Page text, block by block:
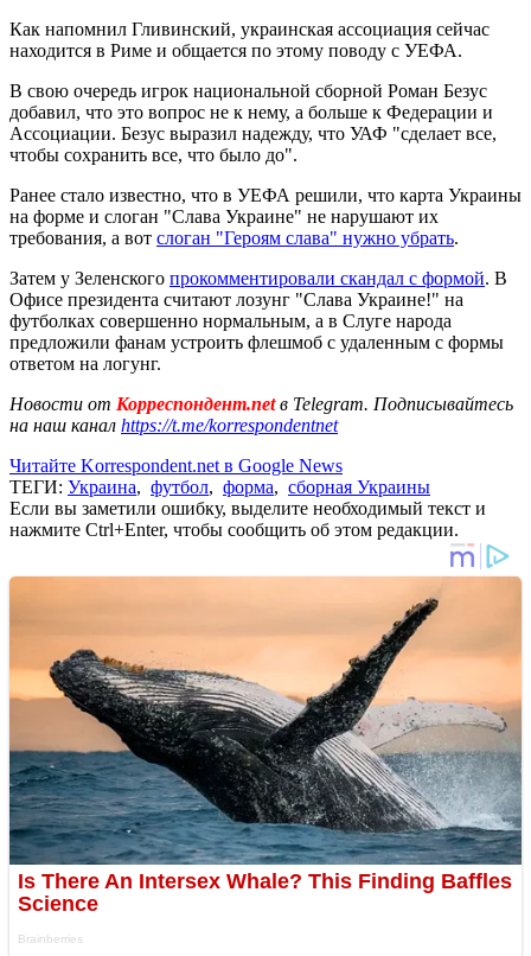
Как напомнил Гливинский, украинская ассоциация сейчас
находится в Риме и общается по этому поводу с УЕФА.
В свою очередь игрок национальной сборной Роман Безус
добавил, что это вопрос не к нему, а больше к Федерации и
Ассоциации. Безус выразил надежду, что УАФ "сделает все,
чтобы сохранить все, что было до".
Ранее стало известно, что в УЕФА решили, что карта Украины
на форме и слоган "Слава Украине" не нарушают их
требования, а вот слоган "Героям слава" нужно убрать.
Затем у Зеленского прокомментировали скандал с формой. В
Офисе президента считают лозунг "Слава Украине!" на
футболках совершенно нормальным, а в Слуге народа
предложили фанам устроить флешмоб с удаленным с формы
ответом на логунг.
Новости от Корреспондент.netв Telegram. Подписывайтесь
на наш канал https://t.me/korrespondentnet
Читайте Korrespondent.net в Google News
ТЕГИ: Украина, футбол, форма, сборная Украины
Если вы заметили ошибку, выделите необходимый текст и
нажмите Ctrl+Enter, чтобы сообщить об этом редакции.